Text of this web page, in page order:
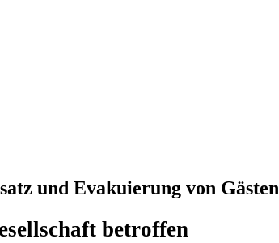
und Evakuierung von Gästen
betroffen